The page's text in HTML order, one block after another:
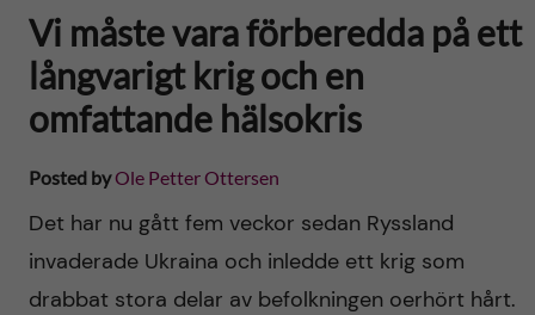
Vi måste vara förberedda på ett
långvarigt krig och en
omfattande hälsokris
Posted byOle Petter Ottersen
Det har nu gått fem veckor sedan Ryssland
invaderade Ukraina och inledde ett krig som
drabbat stora delar av befolkningen oerhört hårt.